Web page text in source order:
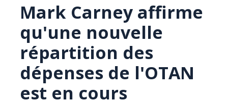
Mark Carney affirme
qu'une nouvelle
répartition des
dépenses de l'OTAN
est en cours